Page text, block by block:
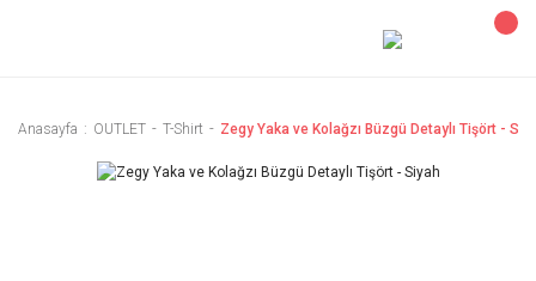
Anasayfa OUTLET T-Shirt Zegy Yaka ve Kolağzı Büzgü Detaylı Tişört -